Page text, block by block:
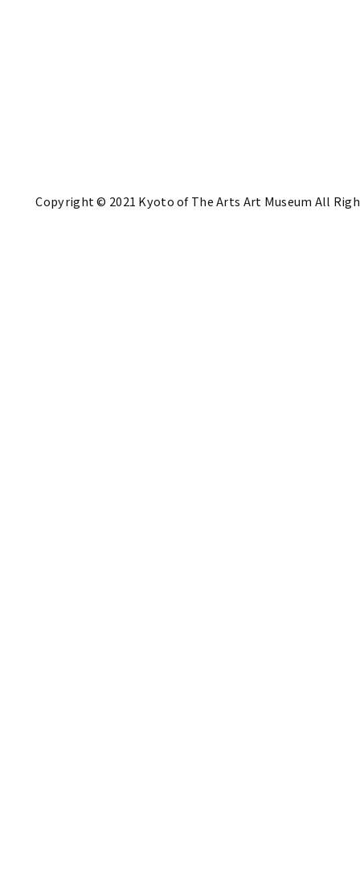
Copyright © 2021 Kyoto of The Arts Art Museum All